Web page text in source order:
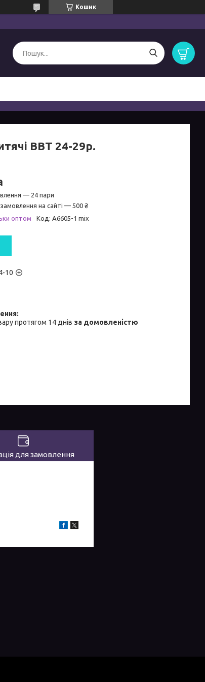
Кошик
ВВТ 24-29р.
— 24 пари
на сайті — 500 ₴
оптом Код: A6605-1 mix
10
протягом 14 днів за домовленістю
для замовлення